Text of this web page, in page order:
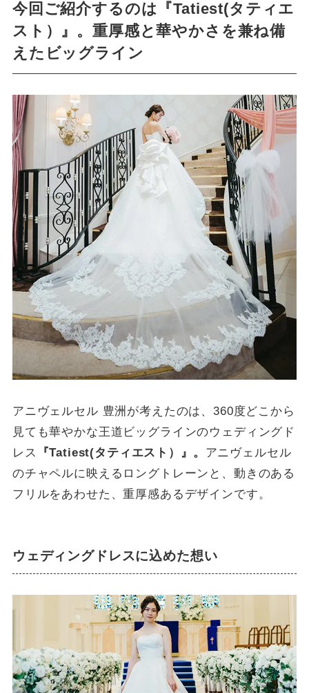
今回ご紹介するのは『Tatiest(タティエ
スト）』。重厚感と華やかさを兼ね備
えたビッグライン
アニヴェルセル 豊洲が考えたのは、360度どこから
見ても華やかな王道ビッグラインのウェディングド
レス
『Tatiest(タティエスト）』。 アニヴェルセル
のチャペルに映えるロングトレーンと、動きのある
フリルをあわせた、重厚感あるデザインです。
ウェディングドレスに込めた想い